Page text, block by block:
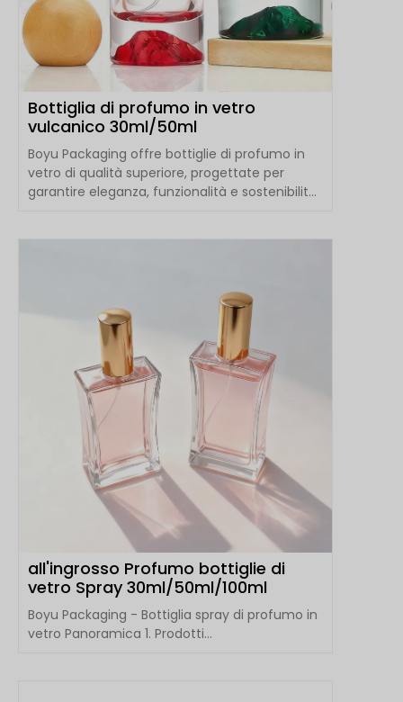
Bottiglia di profumo in vetro
vulcanico 30ml/50ml
Boyu Packaging offre bottiglie di profumo in
vetro di qualità superiore, progettate per
garantire eleganza, funzionalità e sostenibilità.
all'ingrosso Profumo bottiglie di
vetro Spray 30ml/50ml/100ml
Boyu Packaging - Bottiglia spray di profumo in
vetro Panoramica 1. Prodotti...